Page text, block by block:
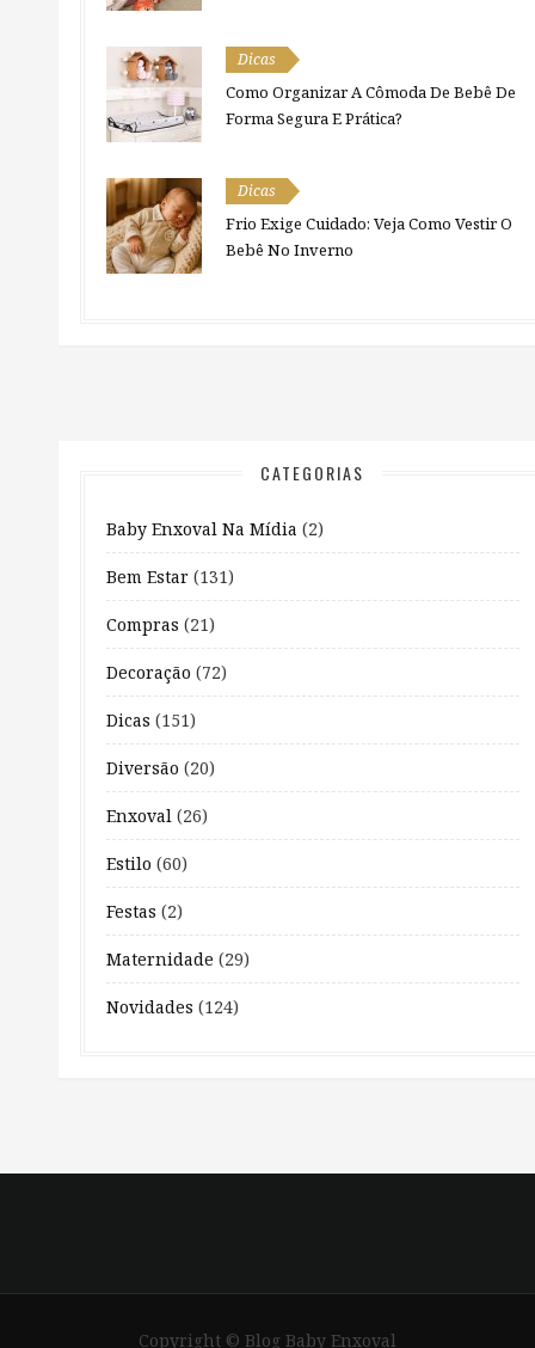
Dicas
Como Organizar A Cômoda De Bebê De
Forma Segura E Prática?
Dicas
Frio Exige Cuidado: Veja Como Vestir O
Bebê No Inverno
CATEGORIAS
Baby Enxoval Na Mídia (2)
Bem Estar (131)
Compras (21)
Decoração (72)
Dicas (151)
Diversão (20)
Enxoval (26)
Estilo (60)
Festas (2)
Maternidade (29)
Novidades (124)
Copyright © Blog Baby Enxoval